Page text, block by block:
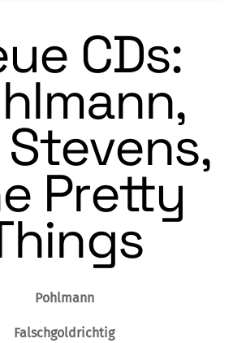
CDs:
Pretty
Pohlmann
Falschgoldrichtig